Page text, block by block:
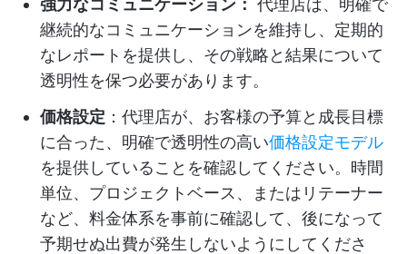
強力なコミュニケーション： 代理店は、明確で
継続的なコミュニケーションを維持し、定期的
なレポートを提供し、その戦略と結果について
透明性を保つ必要があります。
価格設定 ：代理店が、お客様の予算と成長目標
に合った、明確で透明性の高い価格設定モデル
を提供していることを確認してください。時間
単位、プロジェクトベース、またはリテーナー
など、料金体系を事前に確認して、後になって
予期せぬ出費が発生しないようにしてくださ